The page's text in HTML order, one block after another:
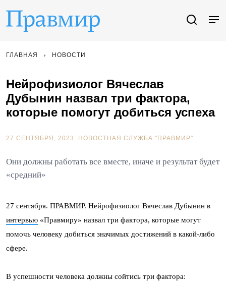
ГЛАВНАЯ НОВОСТИ
Нейрофизиолог Вячеслав
Дубынин назвал три фактора,
которые помогут добиться успеха
27 СЕНТЯБРЯ, 2023. НОВОСТНАЯ СЛУЖБА "ПРАВМИР"
Они должны работать все вместе, иначе и результат будет
«средний»
27 сентября. ПРАВМИР. Нейрофизиолог Вячеслав Дубынин в
интервью «Правмиру» назвал три фактора, которые могут
помочь человеку добиться значимых достижений в какой-либо
сфере.
В успешности человека должны сойтись три фактора: